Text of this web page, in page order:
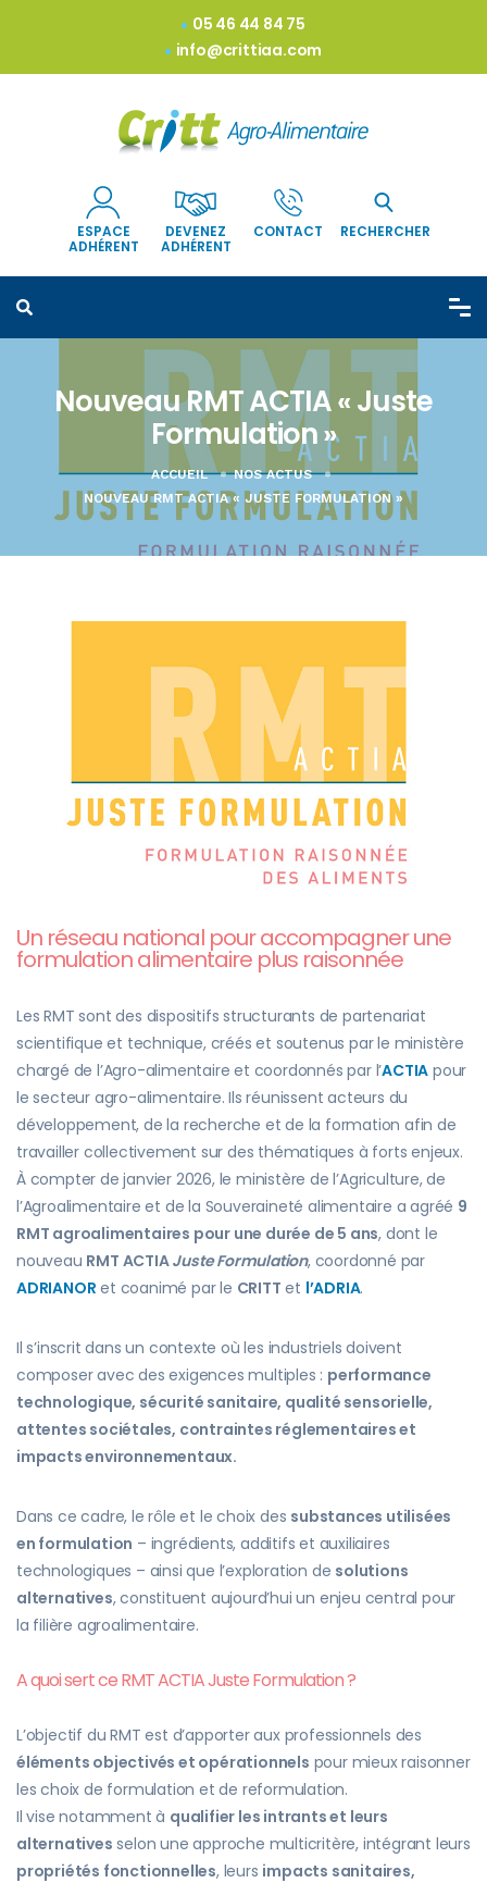
05 46 44 84 75
info@crittiaa.com
ESPACE
ADHÉRENT
DEVENEZ
ADHÉRENT
CONTACT RECHERCHER
Nouveau RMT ACTIA « Juste
Formulation »
ACCUEIL
NOS ACTUS
NOUVEAU RMT ACTIA « JUSTE FORMULATION »
Un réseau national pour accompagner une
formulation alimentaire plus raisonnée
Les RMT sont des dispositifs structurants de partenariat
scientifique et technique, créés et soutenus par le ministère
chargé de l’Agro-alimentaire et coordonnés par l’ACTIA pour
le secteur agro-alimentaire. Ils réunissent acteurs du
développement, de la recherche et de la formation afin de
travailler collectivement sur des thématiques à forts enjeux.
À compter de janvier 2026, le ministère de l’Agriculture, de
l’Agroalimentaire et de la Souveraineté alimentaire a agréé 9
RMT agroalimentaires pour une durée de 5 ans, dont le
nouveau RMT ACTIAJuste Formulation, coordonné par
ADRIANOR et coanimé par le CRITT et l’ADRIA.
Il s’inscrit dans un contexte où les industriels doivent
composer avec des exigences multiples : performance
technologique, sécurité sanitaire, qualité sensorielle,
attentes sociétales, contraintes réglementaires et
impacts environnementaux.
Dans ce cadre, le rôle et le choix des substances utilisées
en formulation – ingrédients, additifs et auxiliaires
technologiques – ainsi que l’exploration de solutions
alternatives, constituent aujourd’hui un enjeu central pour
la filière agroalimentaire.
A quoi sert ce RMT ACTIA Juste Formulation ?
L’objectif du RMT est d’apporter aux professionnels des
éléments objectivés et opérationnels pour mieux raisonner
les choix de formulation et de reformulation.
Il vise notamment à qualifier les intrants et leurs
alternatives selon une approche multicritère, intégrant leurs
propriétés fonctionnelles, leurs impacts sanitaires,